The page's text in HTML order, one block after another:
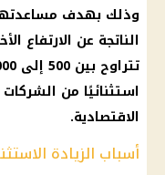
وذلك بهدف
الناتجة عن الارتفاع
استثنائيًا من
الاقتصادية.
أسباب الزيادة